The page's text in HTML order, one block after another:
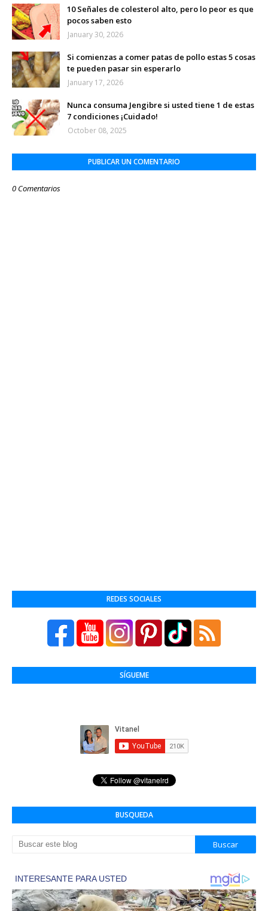
10 Señales de colesterol alto, pero lo peor es que
pocos saben esto
January 30, 2026
Si comienzas a comer patas de pollo estas 5 cosas
te pueden pasar sin esperarlo
January 17, 2026
Nunca consuma Jengibre si usted tiene 1 de estas
7 condiciones ¡Cuidado!
October 08, 2025
PUBLICAR UN COMENTARIO
0 Comentarios
REDES SOCIALES
SÍGUEME
BUSQUEDA